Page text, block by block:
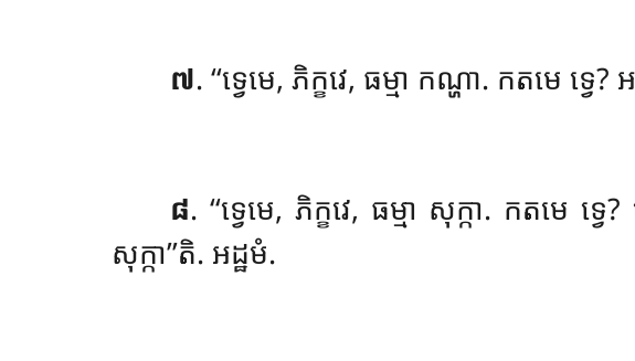
៧. ‘‘ទ្វេមេ, ភិក្ខវេ, ធម្មា កណ្ហា. កតមេ ទ្វ
៨. ‘‘ទ្វេមេ, ភិក្ខវេ, ធម្មា សុក្កា. កតមេ ទ្វេ
សុក្កា’’តិ. អដ្ឋមំ.